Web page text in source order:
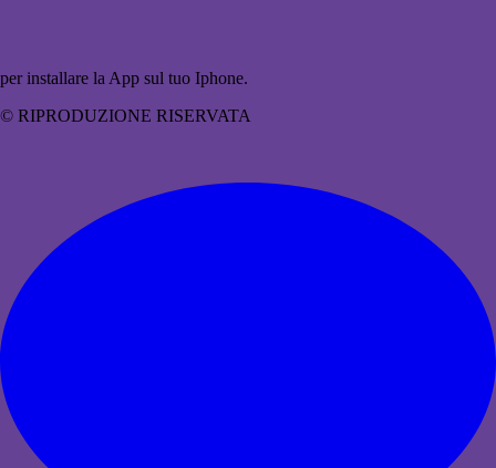
per installare la App sul tuo Iphone.
© RIPRODUZIONE RISERVATA